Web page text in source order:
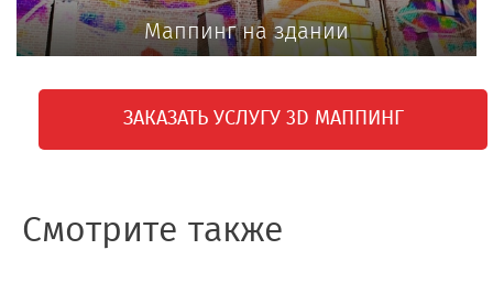
Маппинг на здании
ЗАКАЗАТЬ УСЛУГУ 3D МАППИНГ
Смотрите также